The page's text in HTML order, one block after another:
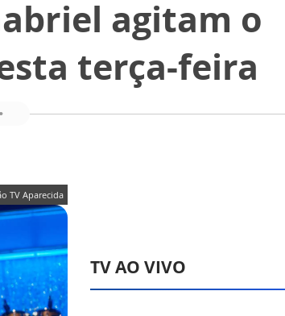
agitam o
terça-feira
TV Aparecida
TV AO VIVO